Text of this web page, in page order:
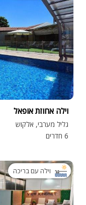
וילה אחוזת אופאל
גליל מערבי, אלקוש
6 חדרים
וילה עם בריכה